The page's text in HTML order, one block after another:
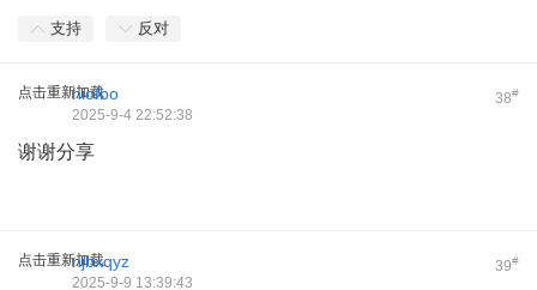
支持 反对
点击重新加载 38#
hiofbo
2025-9-4 22:52:38
谢谢分享
点击重新加载 39#
njbxqyz
2025-9-9 13:39:43